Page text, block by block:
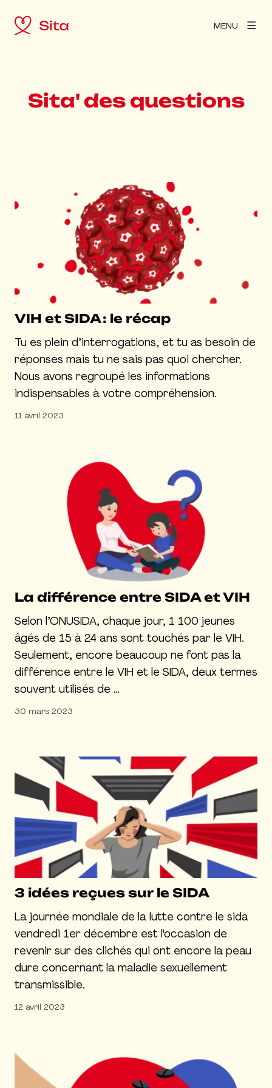
MENU
Sita' des questions
VIH et SIDA : le récap
Tu es plein d’interrogations, et tu as besoin de
réponses mais tu ne sais pas quoi chercher.
Nous avons regroupé les informations
indispensables à votre compréhension.
11 avril 2023
La différence entre SIDA et VIH
Selon l’ONUSIDA, chaque jour, 1 100 jeunes
âgés de 15 à 24 ans sont touchés par le VIH.
Seulement, encore beaucoup ne font pas la
différence entre le VIH et le SIDA, deux termes
souvent utilisés de …
30 mars 2023
3 idées reçues sur le SIDA
La journée mondiale de la lutte contre le sida
vendredi 1er décembre est l'occasion de
revenir sur des clichés qui ont encore la peau
dure concernant la maladie sexuellement
transmissible.
12 avril 2023